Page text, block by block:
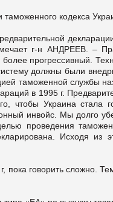
кодекса
г-н АНДРЕЕВ. –
прогрессивный.
должны были
таможенной службы
в 1995 г.
чтобы Украина стала
инвойс. Мы долго
проведения
Исходя из
пока говорить сложно.